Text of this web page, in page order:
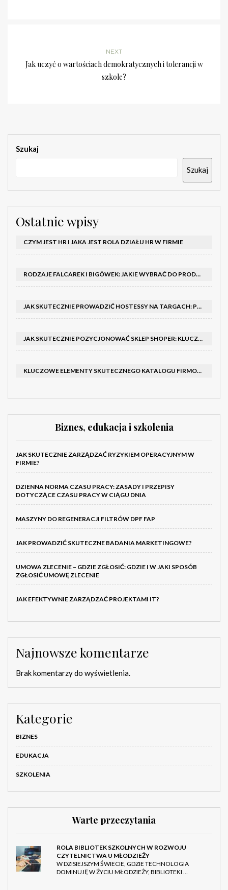
NEXT
Jak uczyć o wartościach demokratycznych i tolerancji w
szkole?
Szukaj
Szukaj
Ostatnie wpisy
CZYM JEST HR I JAKA JEST ROLA DZIAŁU HR W FIRMIE
RODZAJE FALCAREK I BIGÓWEK: JAKIE WYBRAĆ DO PRODUKCJI?
JAK SKUTECZNIE PROWADZIĆ HOSTESSY NA TARGACH: PORADNIK I SZKOLENIA
JAK SKUTECZNIE POZYCJONOWAĆ SKLEP SHOPER: KLUCZOWE KROKI I STRATEGIE
KLUCZOWE ELEMENTY SKUTECZNEGO KATALOGU FIRMOWEGO I BROSZURY
Biznes, edukacja i szkolenia
JAK SKUTECZNIE ZARZĄDZAĆ RYZYKIEM OPERACYJNYM W
FIRMIE?
DZIENNA NORMA CZASU PRACY: ZASADY I PRZEPISY
DOTYCZĄCE CZASU PRACY W CIĄGU DNIA
MASZYNY DO REGENERACJI FILTRÓW DPF FAP
JAK PROWADZIĆ SKUTECZNE BADANIA MARKETINGOWE?
UMOWA ZLECENIE – GDZIE ZGŁOSIĆ: GDZIE I W JAKI SPOSÓB
ZGŁOSIĆ UMOWĘ ZLECENIE
JAK EFEKTYWNIE ZARZĄDZAĆ PROJEKTAMI IT?
Najnowsze komentarze
Brak komentarzy do wyświetlenia.
Kategorie
BIZNES
EDUKACJA
SZKOLENIA
Warte przeczytania
ROLA BIBLIOTEK SZKOLNYCH W ROZWOJU
CZYTELNICTWA U MŁODZIEŻY
W DZISIEJSZYM ŚWIECIE, GDZIE TECHNOLOGIA
DOMINUJĘ W ŻYCIU MŁODZIEŻY, BIBLIOTEKI …